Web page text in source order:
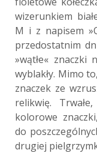
wizerunkiem
M i z napisem
przedostatnim
»wątłe«
wyblakły. Mimo
znaczek ze
relikwię.
kolorowe
do
drugiej